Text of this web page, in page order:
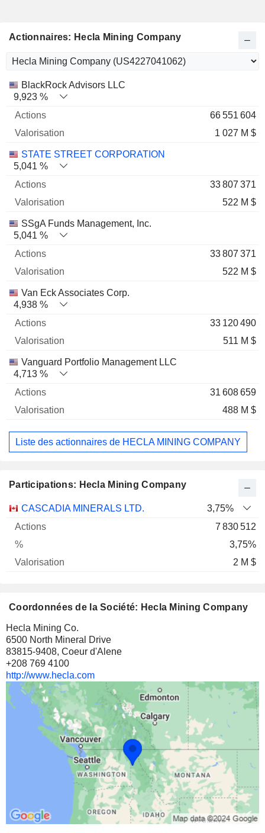
Actionnaires: Hecla Mining Company
Nom Actions % Valorisation
BlackRock Advisors LLC
9,923 %
66 551 604
1 027 M $
STATE STREET CORPORATION
5,041 %
33 807 371
522 M $
SSgA Funds Management, Inc.
5,041 %
33 807 371
522 M $
Van Eck Associates Corp.
4,938 %
33 120 490
511 M $
Vanguard Portfolio Management LLC
4,713 %
31 608 659
488 M $
Liste des actionnaires de HECLA MINING COMPANY
Participations: Hecla Mining Company
Nom Actions % Valorisation
CASCADIA MINERALS LTD.
3,75%
7 830 512
3,75%
2 M $
Coordonnées de la Société: Hecla Mining Company
Hecla Mining Co.
6500 North Mineral Drive
83815-9408, Coeur d'Alene
+208 769 4100
http://www.hecla.com